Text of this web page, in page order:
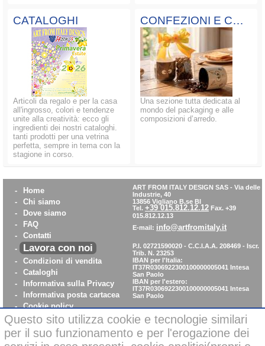
CATALOGHI
Articoli da regalo e per la casa
all'ingrosso, colori e tendenze
unite alla creatività: ecco gli
ingredienti dei nostri cataloghi.
tanti prodotti per una vetrina
perfetta, sempre in tema con la
stagione in corso.
CONFEZIONI E COMPOSIZIONI
Una sezione tutta dedicata al
mondo del packaging e alle
composizioni d’arredo.
-
Home
-
Chi siamo
-
Dove siamo
-
FAQ
-
Contatti
-
Lavora con noi
-
Condizioni di vendita
-
Cataloghi
-
Informativa sulla Privacy
-
Informativa posta cartacea
- Cookie policy
- WhistleBlowing
-
Parità di Genere
ART FROM ITALY DESIGN SAS - Via delle
Industrie, 40
13856 Vigliano B.se BI
Tel. +39 015.812.12.12 Fax. +39
015.812.12.13
E-mail: info@artfromitaly.it
P.I. 02721590020 - C.C.I.A.A. 208469 - Iscr.
Trib. N. 23253
IBAN per l'Italia:
IT37R0306922300100000005041
Intesa
San Paolo
IBAN per l'estero:
IT37R0306922300100000005041
Intesa
San Paolo
Questo sito utilizza cookie e tecnologie similari
per il suo funzionamento e per l'erogazione dei